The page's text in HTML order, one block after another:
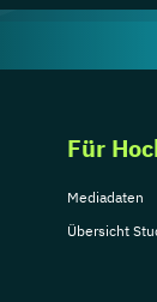
Für
Mediadaten
Übersicht